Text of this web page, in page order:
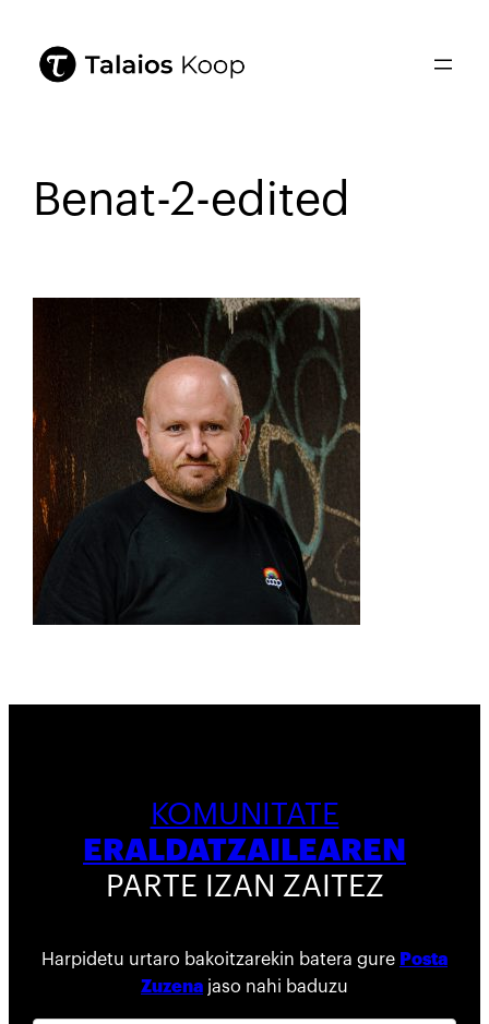
Benat-2-edited
KOMUNITATE
ERALDATZAILEAREN
PARTE IZAN ZAITEZ
Harpidetu urtaro bakoitzarekin batera gure Posta
Zuzena jaso nahi baduzu